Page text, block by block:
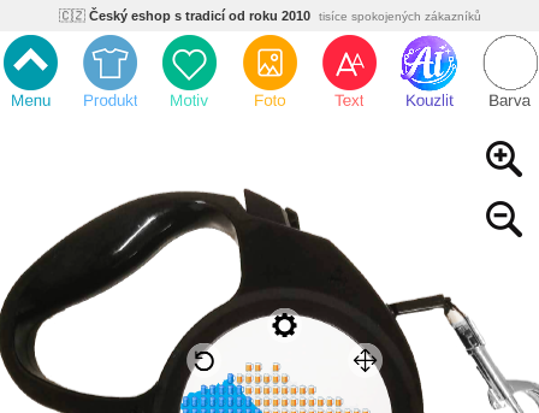
🇨🇿 Český eshop s tradicí od roku 2010 tisíce spokojených zákazníků
Ekologický a zdravotně nezávadný žádná čína, barvy s certifikáty
💡Inovativní výroba vlastní vývoj, nejnovější technologie
Rychlé dodání expedujeme do 24h
Český eshop s tradicí od roku 2010